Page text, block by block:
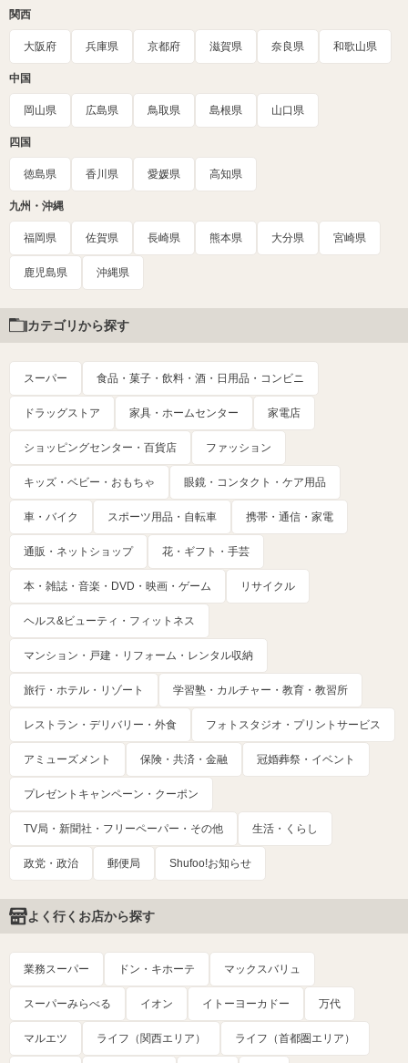
関西
大阪府 兵庫県 京都府 滋賀県 奈良県 和歌山県
中国
岡山県 広島県 鳥取県 島根県 山口県
四国
徳島県 香川県 愛媛県 高知県
九州・沖縄
福岡県 佐賀県 長崎県 熊本県 大分県 宮崎県
鹿児島県 沖縄県
カテゴリから探す
スーパー 食品・菓子・飲料・酒・日用品・コンビニ
ドラッグストア 家具・ホームセンター 家電店
ショッピングセンター・百貨店 ファッション
キッズ・ベビー・おもちゃ 眼鏡・コンタクト・ケア用品
車・バイク スポーツ用品・自転車 携帯・通信・家電
通販・ネットショップ 花・ギフト・手芸
本・雑誌・音楽・DVD・映画・ゲーム リサイクル
ヘルス&ビューティ・フィットネス
マンション・戸建・リフォーム・レンタル収納
旅行・ホテル・リゾート 学習塾・カルチャー・教育・教習所
レストラン・デリバリー・外食 フォトスタジオ・プリントサービス
アミューズメント 保険・共済・金融 冠婚葬祭・イベント
プレゼントキャンペーン・クーポン
TV局・新聞社・フリーペーパー・その他 生活・くらし
政党・政治 郵便局 Shufoo!お知らせ
よく行くお店から探す
業務スーパー ドン・キホーテ マックスバリュ
スーパーみらべる イオン イトーヨーカドー 万代
マルエツ ライフ（関西エリア） ライフ（首都圏エリア）